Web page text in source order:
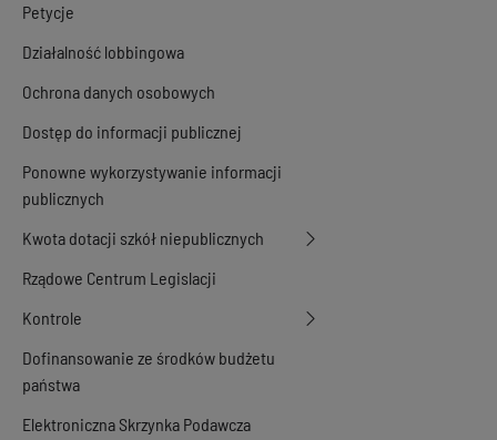
Petycje
Działalność lobbingowa
Ochrona danych osobowych
Dostęp do informacji publicznej
Ponowne wykorzystywanie informacji
publicznych
Kwota dotacji szkół niepublicznych
Rządowe Centrum Legislacji
Kontrole
Dofinansowanie ze środków budżetu
państwa
Elektroniczna Skrzynka Podawcza